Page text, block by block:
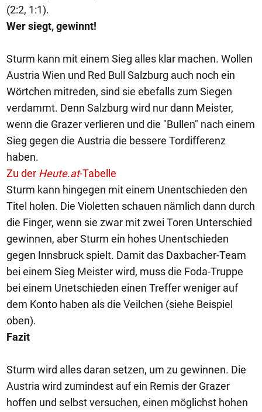
(2:2, 1:1).
Wer siegt, gewinnt!
Sturm kann mit einem Sieg alles klar machen. Wollen
Austria Wien und Red Bull Salzburg auch noch ein
Wörtchen mitreden, sind sie ebefalls zum Siegen
verdammt. Denn Salzburg wird nur dann Meister,
wenn die Grazer verlieren und die "Bullen" nach einem
Sieg gegen die Austria die bessere Tordifferenz
haben.
Zu der Heute.at-Tabelle
Sturm kann hingegen mit einem Unentschieden den
Titel holen. Die Violetten schauen nämlich dann durch
die Finger, wenn sie zwar mit zwei Toren Unterschied
gewinnen, aber Sturm ein hohes Unentschieden
gegen Innsbruck spielt. Damit das Daxbacher-Team
bei einem Sieg Meister wird, muss die Foda-Truppe
bei einem Unetschieden einen Treffer weniger auf
dem Konto haben als die Veilchen (siehe Beispiel
oben).
Fazit
Sturm wird alles daran setzen, um zu gewinnen. Die
Austria wird zumindest auf ein Remis der Grazer
hoffen und selbst versuchen, einen möglichst hohen